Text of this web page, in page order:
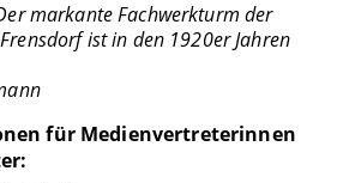
markante Fachwerkturm der
ist in den 1920er Jahren
für Medienvertreterinnen